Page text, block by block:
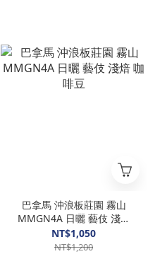
巴拿馬 沖浪板莊園 霧山
MMGN4A 日曬 藝伎 淺焙
咖啡豆
NT$1,050
NT$1,200